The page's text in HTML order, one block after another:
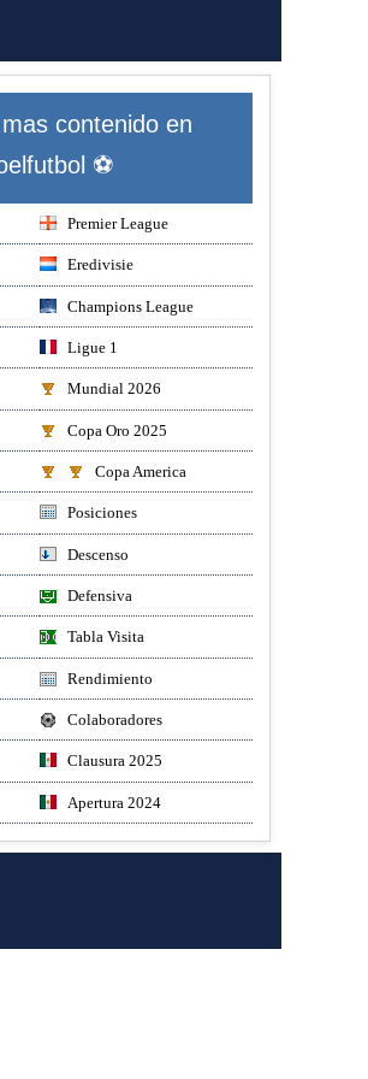
contenido en
⚽
Premier League
Eredivisie
Champions League
Ligue 1
Mundial 2026
Copa Oro 2025
Copa America
Posiciones
Descenso
Defensiva
Tabla Visita
Rendimiento
Colaboradores
Clausura 2025
Apertura 2024